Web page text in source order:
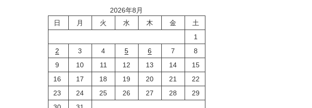
2026年8月
日
月 火 水 木 金
土
1
2
3 4 5 6 7
8
9
10 11 12 13 14
15
16
17 18 19 20 21
22
23
24 25 26 27 28
29